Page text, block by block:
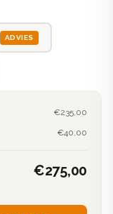
ADVIES
€235,00
€40,00
€275,00